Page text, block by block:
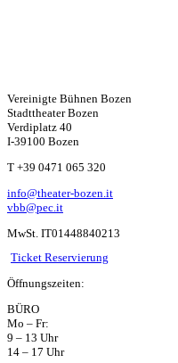
Vereinigte Bühnen Bozen
Stadttheater Bozen
Verdiplatz 40
I-39100 Bozen
T +39 0471 065 320
info@theater-bozen.it
vbb@pec.it
MwSt. IT01448840213
W
ha
ts
ap
p
Ticket Reservierung
Öffnungszeiten:
BÜRO
Mo – Fr:
9 – 13 Uhr
14 – 17 Uhr